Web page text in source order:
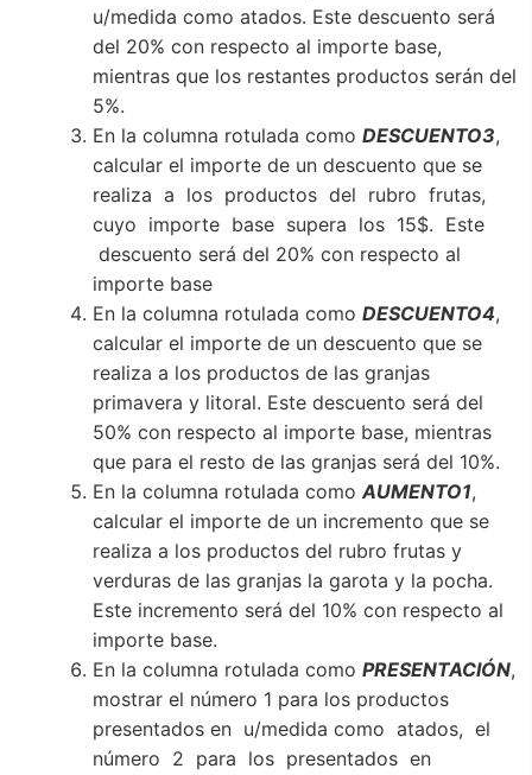
u/medida como atados. Este descuento será
del 20% con respecto al importe base,
mientras que los restantes productos serán del
5%.
En la columna rotulada como DESCUENTO3,
calcular el importe de un descuento que se
realiza a los productos del rubro frutas,
cuyo importe base supera los 15$. Este
descuento será del 20% con respecto al
importe base
En la columna rotulada como DESCUENTO4,
calcular el importe de un descuento que se
realiza a los productos de las granjas
primavera y litoral. Este descuento será del
50% con respecto al importe base, mientras
que para el resto de las granjas será del 10%.
En la columna rotulada como AUMENTO1,
calcular el importe de un incremento que se
realiza a los productos del rubro frutas y
verduras de las granjas la garota y la pocha.
Este incremento será del 10% con respecto al
importe base.
En la columna rotulada como PRESENTACIÓN,
mostrar el número 1 para los productos
presentados en u/medida como atados, el
número 2 para los presentados en